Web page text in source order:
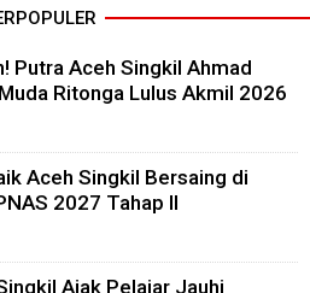
Putra Aceh Singkil Ahmad
Ritonga Lulus Akmil 2026
Aceh Singkil Bersaing di
2027 Tahap II
Ajak Pelajar Jauhi